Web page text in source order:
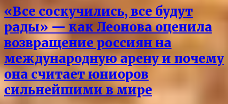
«Все соскучились, все будут
рады» — как Леонова оценила
возвращение россиян на
международную арену и почему
она считает юниоров
сильнейшими в мире